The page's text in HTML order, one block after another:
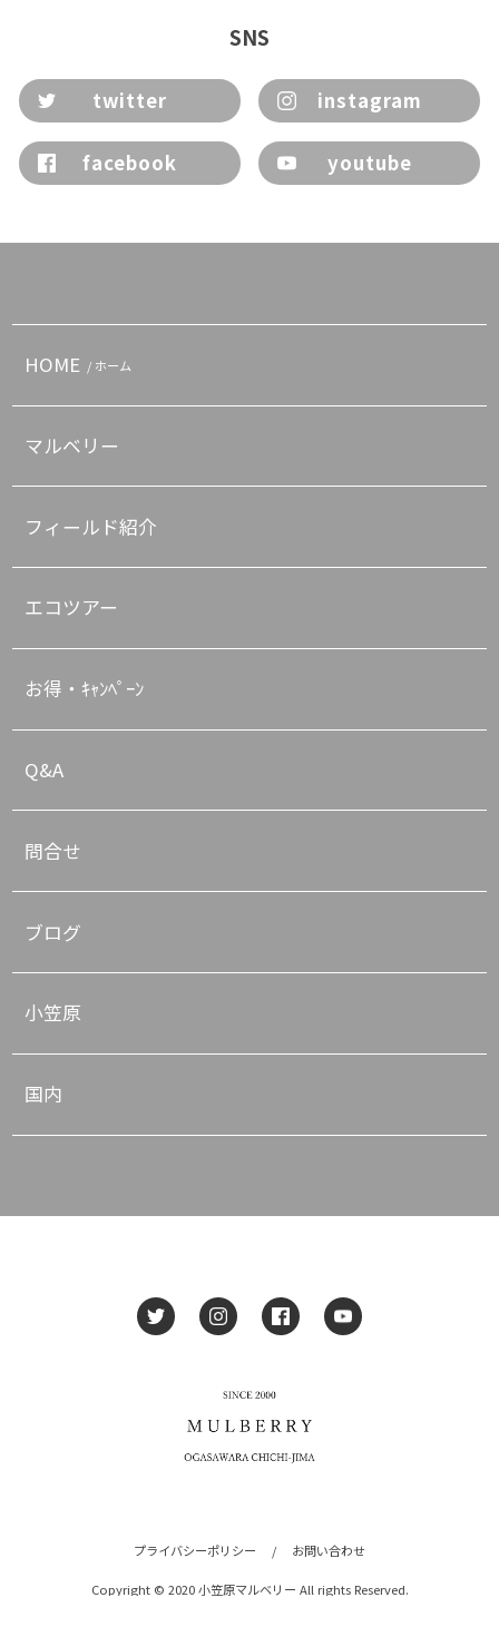
SNS
twitter instagram
facebook youtube
HOME / ホーム
マルベリー
フィールド紹介
エコツアー
お得・ｷｬﾝﾍﾟｰﾝ
Q&A
問合せ
ブログ
小笠原
国内
プライバシーポリシー / お問い合わせ
Copyright © 2020 小笠原マルベリー All rights Reserved.